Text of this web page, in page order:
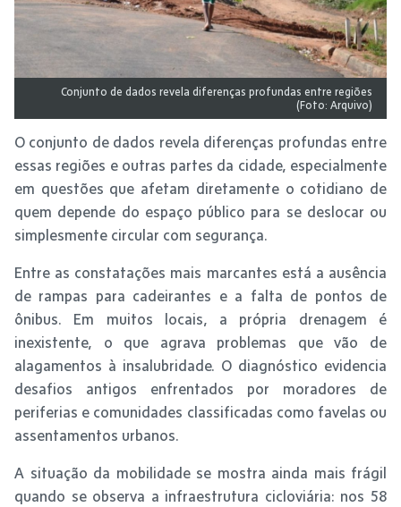
Conjunto de dados revela diferenças profundas entre regiões
(Foto: Arquivo)
O conjunto de dados revela diferenças profundas entre
essas regiões e outras partes da cidade, especialmente
em questões que afetam diretamente o cotidiano de
quem depende do espaço público para se deslocar ou
simplesmente circular com segurança.
Entre as constatações mais marcantes está a ausência
de rampas para cadeirantes e a falta de pontos de
ônibus. Em muitos locais, a própria drenagem é
inexistente, o que agrava problemas que vão de
alagamentos à insalubridade. O diagnóstico evidencia
desafios antigos enfrentados por moradores de
periferias e comunidades classificadas como favelas ou
assentamentos urbanos.
A situação da mobilidade se mostra ainda mais frágil
quando se observa a infraestrutura cicloviária: nos 58